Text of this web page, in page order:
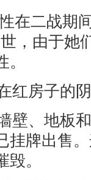
在二战期
，由于她
红房子的
壁、地板
挂牌出售
。